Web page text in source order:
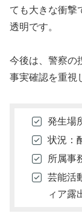
ても大きな衝撃
透明です。
今後は、警察の
事実確認を重視
発生場
状況：
所属事
芸能活
ィア露